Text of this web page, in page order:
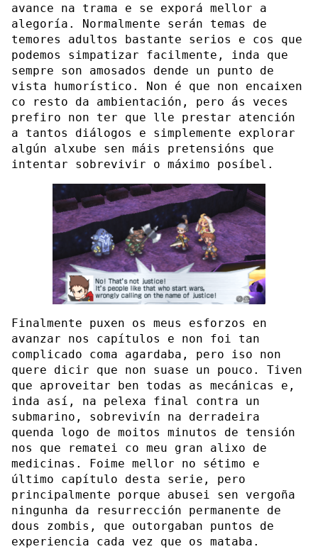
avance na trama e se exporá mellor a
alegoría. Normalmente serán temas de
temores adultos bastante serios e cos que
podemos simpatizar facilmente, inda que
sempre son amosados dende un punto de
vista humorístico. Non é que non encaixen
co resto da ambientación, pero ás veces
prefiro non ter que lle prestar atención
a tantos diálogos e simplemente explorar
algún alxube sen máis pretensións que
intentar sobrevivir o máximo posíbel.
Finalmente puxen os meus esforzos en
avanzar nos capítulos e non foi tan
complicado coma agardaba, pero iso non
quere dicir que non suase un pouco. Tiven
que aproveitar ben todas as mecánicas e,
inda así, na pelexa final contra un
submarino, sobrevivín na derradeira
quenda logo de moitos minutos de tensión
nos que rematei co meu gran alixo de
medicinas. Foime mellor no sétimo e
último capítulo desta serie, pero
principalmente porque abusei sen vergoña
ningunha da resurrección permanente de
dous zombis, que outorgaban puntos de
experiencia cada vez que os mataba.